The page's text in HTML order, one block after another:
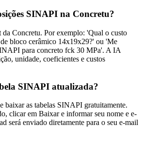
SINAPI na Concretu?
da Concretu. Por exemplo: 'Qual o custo
bloco cerâmico 14x19x29?' ou 'Me
para concreto fck 30 MPa'. A IA
unidade, coeficientes e custos
SINAPI atualizada?
baixar as tabelas SINAPI gratuitamente.
clicar em Baixar e informar seu nome e e-
será enviado diretamente para o seu e-mail